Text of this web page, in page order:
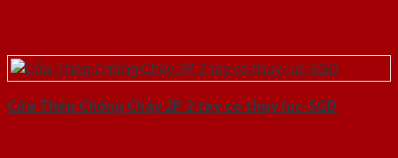
Cửa Thép Chống Cháy 2P 2 tay co thuy luc-SGD